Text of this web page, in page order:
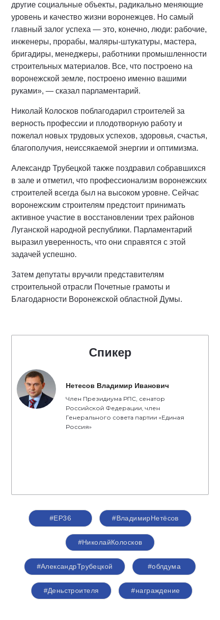
другие социальные объекты, радикально меняющие
уровень и качество жизни воронежцев. Но самый
главный залог успеха — это, конечно, люди: рабочие,
инженеры, прорабы, маляры-штукатуры, мастера,
бригадиры, менеджеры, работники промышленности
строительных материалов. Все, что построено на
воронежской земле, построено именно вашими
руками», — сказал парламентарий.
Николай Колосков поблагодарил строителей за
верность профессии и плодотворную работу и
пожелал новых трудовых успехов, здоровья, счастья,
благополучия, неиссякаемой энергии и оптимизма.
Александр Трубецкой также поздравил собравшихся
в зале и отметил, что профессионализм воронежских
строителей всегда был на высоком уровне. Сейчас
воронежским строителям предстоит принимать
активное участие в восстановлении трех районов
Луганской народной республики. Парламентарий
выразил уверенность, что они справятся с этой
задачей успешно.
Затем депутаты вручили представителям
строительной отрасли Почетные грамоты и
Благодарности Воронежской областной Думы.
Спикер
Нетесов Владимир Иванович
Член Президиума РПС, сенатор
Российской Федерации, член
Генерального совета партии «Единая
Россия»
#ЕР36 #ВладимирНетёсов
#НиколайКолосков
#АлександрТрубецкой #облдума
#Деньстроителя #награждение